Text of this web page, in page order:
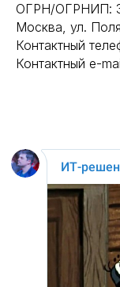
ОГРН/ОГРНИП:
Москва, ул.
Контактный
Контактный e-